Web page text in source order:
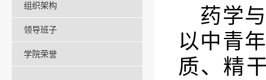
组织架构
领导班子
学院荣誉
药学
以中青
质、精